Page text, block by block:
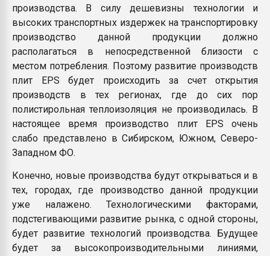
производства. В силу дешевизны технологии и
высоких транспортных издержек на транспортировку
производство данной продукции должно
располагаться в непосредственной близости с
местом потребления. Поэтому развитие производств
плит EPS будет происходить за счет открытия
производств в тех регионах, где до сих пор
полистирольная теплоизоляция не производилась. В
настоящее время производство плит EPS очень
слабо представлено в Сибирском, Южном, Северо-
Западном ФО.
Конечно, новые производства будут открываться и в
тех, городах, где производство данной продукции
уже налажено. Технологическими факторами,
подстегивающими развитие рынка, с одной стороны,
будет развитие технологий производства. Будущее
будет за высокопроизводительными линиями,